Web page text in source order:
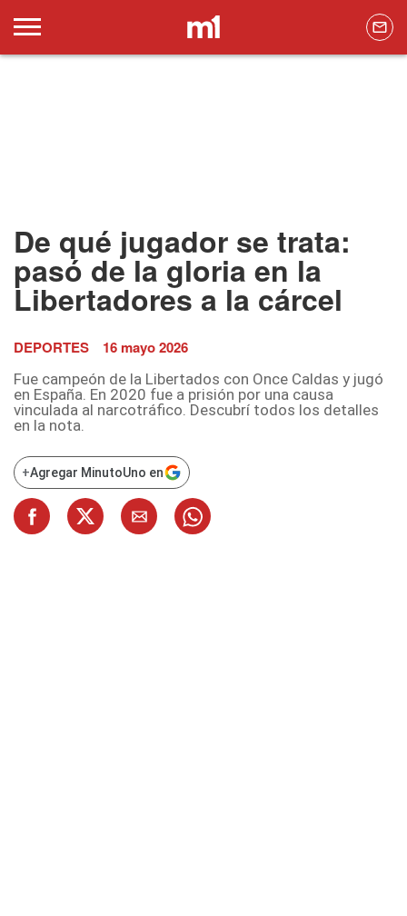
De qué jugador se trata:
pasó de la gloria en la
Libertadores a la cárcel
DEPORTES 16 mayo 2026
Fue campeón de la Libertados con Once Caldas y jugó
en España. En 2020 fue a prisión por una causa
vinculada al narcotráfico. Descubrí todos los detalles
en la nota.
+Agregar MinutoUno en